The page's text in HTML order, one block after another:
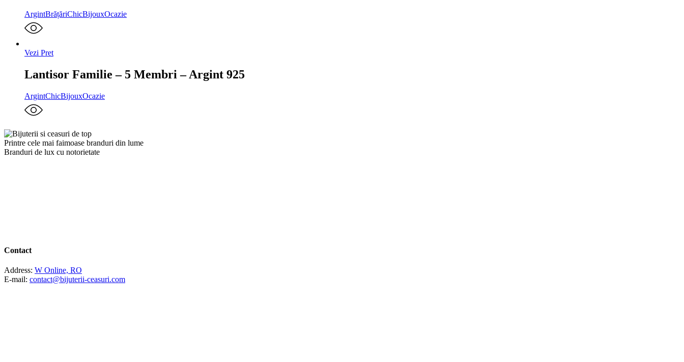
ArgintBrățăriChicBijouxOcazie
Vezi Pret
Lantisor Familie – 5 Membri – Argint 925
ArgintChicBijouxOcazie
Printre cele mai faimoase branduri din lume
Branduri de lux cu notorietate
Contact
Address: W Online, RO
E-mail: contact@bijuterii-ceasuri.com